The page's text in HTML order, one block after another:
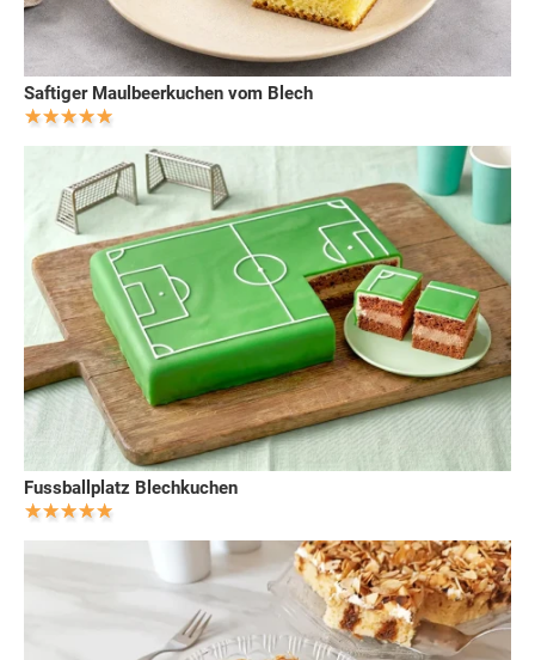
Saftiger Maulbeerkuchen vom Blech
Fussballplatz Blechkuchen